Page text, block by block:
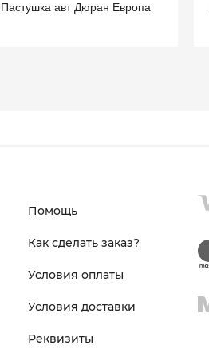
авт Дюран Европа
Помощь
Как сделать заказ?
Условия оплаты
Условия доставки
Реквизиты